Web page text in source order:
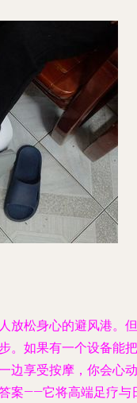
放松身心的避风港。但
。如果有一个设备能把
边享受按摩，你会心动
案——它将高端足疗与